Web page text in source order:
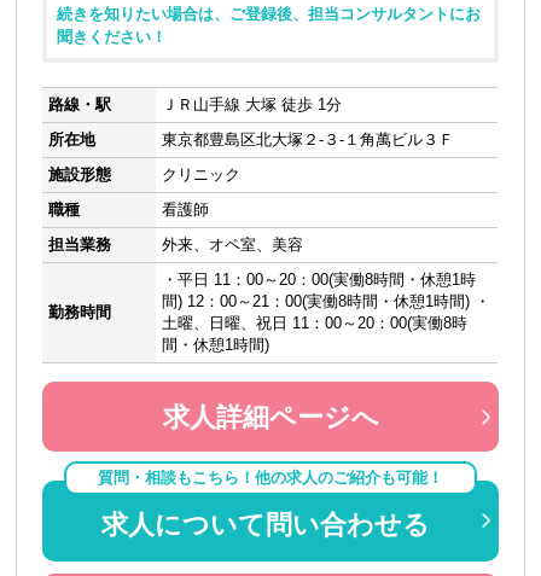
続きを知りたい場合は、ご登録後、担当コンサルタントにお
聞きください！
路線・駅
ＪＲ山手線 大塚 徒歩 1分
所在地
東京都豊島区北大塚２-３-１角萬ビル３Ｆ
施設形態
クリニック
職種
看護師
担当業務
外来、オペ室、美容
勤務時間
・平日 11：00～20：00(実働8時間・休憩1時
間) 12：00～21：00(実働8時間・休憩1時間) ・
土曜、日曜、祝日 11：00～20：00(実働8時
間・休憩1時間)
求人詳細ページへ
質問・相談もこちら！他の求人のご紹介も可能！
求人について問い合わせる